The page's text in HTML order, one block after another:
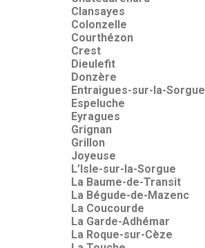
Clansayes
Colonzelle
Courthézon
Crest
Dieulefit
Donzère
Entraigues-sur-la-Sorgue
Espeluche
Eyragues
Grignan
Grillon
Joyeuse
L’Isle-sur-la-Sorgue
La Baume-de-Transit
La Bégude-de-Mazenc
La Coucourde
La Garde-Adhémar
La Roque-sur-Cèze